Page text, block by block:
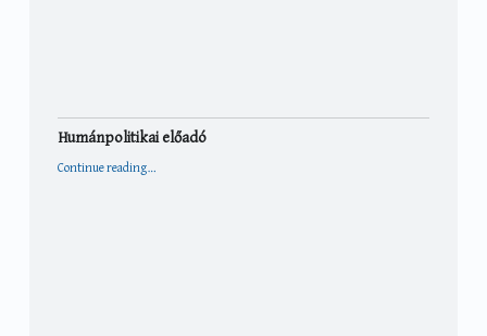
Humánpolitikai előadó
Continue reading…